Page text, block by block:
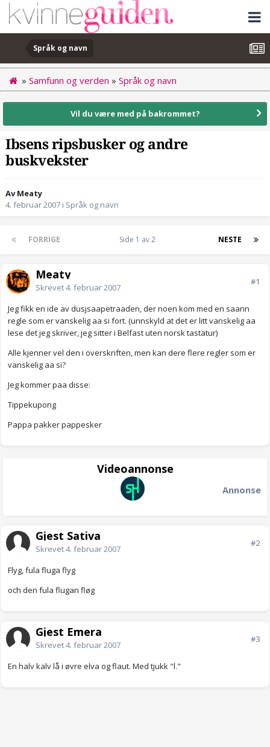
Språk og navn
» Samfunn og verden » Språk og navn
Vil du være med på bakrommet?
Ibsens ripsbusker og andre
buskvekster
Av Meaty
4. februar 2007 i Språk og navn
FORRIGE NESTE
Side 1 av 2
Meaty
Skrevet4. februar 2007
#1
Jeg fikk en ide av dusjsaapetraaden, der noen kom med en saann
regle som er vanskelig aa si fort. (unnskyld at det er litt vanskelig aa
lese det jeg skriver, jeg sitter i Belfast uten norsk tastatur)
Alle kjenner vel den i overskriften, men kan dere flere regler som er
vanskelig aa si?
Jeg kommer paa disse:
Tippekupong
Pappa pakker pappesker
Videoannonse
Annonse
Gjest Sativa
Skrevet4. februar 2007
#2
Flyg, fula fluga flyg
och den fula flugan fløg
Gjest Emera
Skrevet4. februar 2007
#3
En halv kalv lå i øvre elva og flaut. Med tjukk "l."